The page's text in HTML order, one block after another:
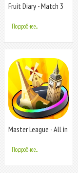
Fruit Diary - Match 3
Подробнее...
Master League - All in
Подробнее...